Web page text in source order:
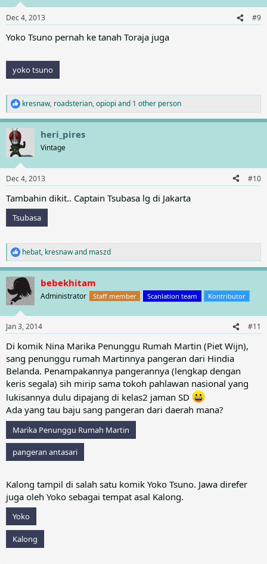
n
s
:
Dec 4, 2013 #9
Yoko Tsuno pernah ke tanah Toraja juga
yoko tsuno
R
e
a
c
t
i
n
s
:
kresnaw, roadsterian,opiopi and 1 other person
heri_pires
Vintage
Dec 4, 2013 #10
Tambahin dikit.. Captain Tsubasa lg di Jakarta
Tsubasa
R
e
a
c
t
i
s
:
hebat, kresnawand maszd
bebekhitam
Administrator Staff member Scanlation team Kontributor
Jan 3, 2014 #11
Di komik Nina Marika Penunggu Rumah Martin (Piet Wijn),
sang penunggu rumah Martinnya pangeran dari Hindia
Belanda. Penampakannya pangerannya (lengkap dengan
keris segala) sih mirip sama tokoh pahlawan nasional yang
lukisannya dulu dipajang di kelas2 jaman SD
Ada yang tau baju sang pangeran dari daerah mana?
Marika Penunggu Rumah Martin
pangeran antasari
Kalong tampil di salah satu komik Yoko Tsuno. Jawa direfer
juga oleh Yoko sebagai tempat asal Kalong.
Yoko
Kalong